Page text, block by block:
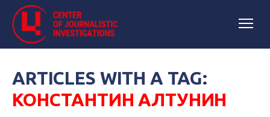
ARTICLES WITH A TAG:
КОНСТАНТИН АЛТУНИН